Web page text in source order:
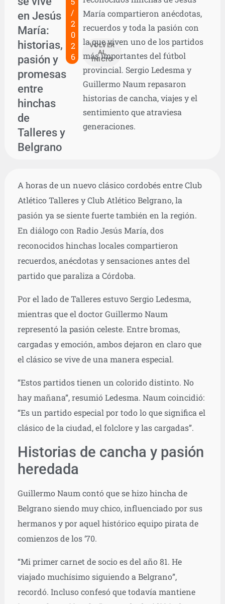
en Jesús
María:
historias,
pasión y
promesas
entre
hinchas
de
Talleres y
Belgrano
/
2
0
2
6
VOLVER
AL
INICIO
María compartieron anécdotas,
recuerdos y toda la pasión con
la que viven uno de los partidos
más importantes del fútbol
provincial. Sergio Ledesma y
Guillermo Naum repasaron
historias de cancha, viajes y el
sentimiento que atraviesa
generaciones.
A horas de un nuevo clásico cordobés entre Club
Atlético Talleres y Club Atlético Belgrano, la
pasión ya se siente fuerte también en la región.
En diálogo con Radio Jesús María, dos
reconocidos hinchas locales compartieron
recuerdos, anécdotas y sensaciones antes del
partido que paraliza a Córdoba.
Por el lado de Talleres estuvo Sergio Ledesma,
mientras que el doctor Guillermo Naum
representó la pasión celeste. Entre bromas,
cargadas y emoción, ambos dejaron en claro que
el clásico se vive de una manera especial.
“Estos partidos tienen un colorido distinto. No
hay mañana”, resumió Ledesma. Naum coincidió:
“Es un partido especial por todo lo que significa el
clásico de la ciudad, el folclore y las cargadas”.
Historias de cancha y pasión
heredada
Guillermo Naum contó que se hizo hincha de
Belgrano siendo muy chico, influenciado por sus
hermanos y por aquel histórico equipo pirata de
comienzos de los ‘70.
“Mi primer carnet de socio es del año 81. He
viajado muchísimo siguiendo a Belgrano”,
recordó. Incluso confesó que todavía mantiene